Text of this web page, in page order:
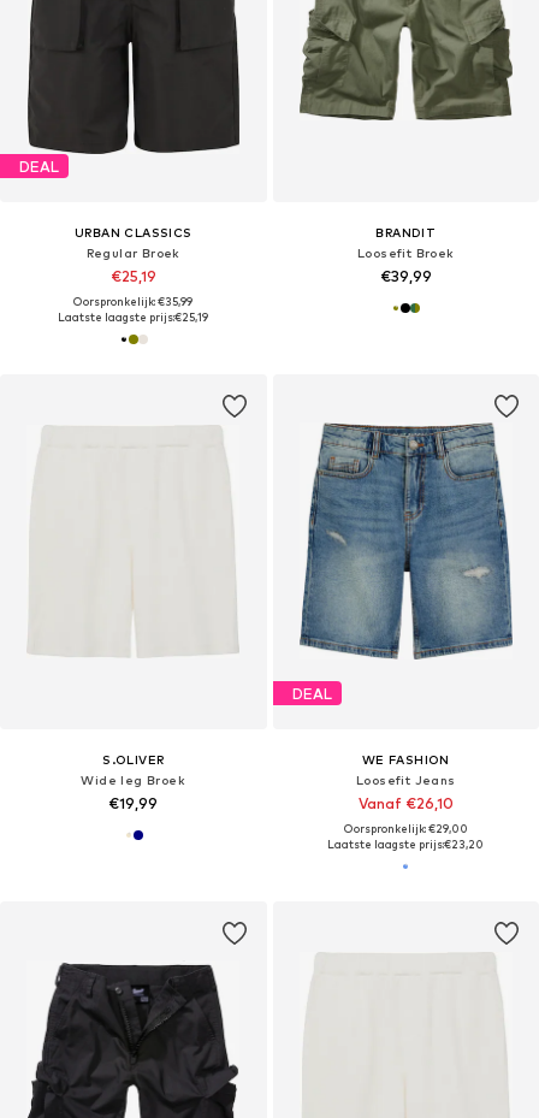
DEAL
URBAN CLASSICS
Regular Broek
€25,19
Oorspronkelijk: €35,99
Laatste laagste prijs:€25,19
BRANDIT
Loosefit Broek
€39,99
S.OLIVER
Wide leg Broek
€19,99
DEAL
WE FASHION
Loosefit Jeans
Vanaf €26,10
Oorspronkelijk: €29,00
Laatste laagste prijs:€23,20